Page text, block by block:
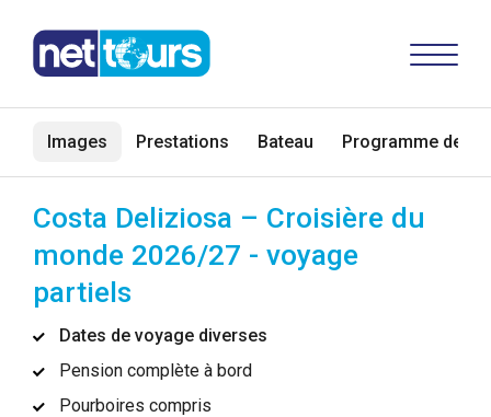
Images Prestations Bateau Programme de
Costa Deliziosa – Croisière du
monde 2026/27 - voyage
partiels
Dates de voyage diverses
Pension complète à bord
Pourboires compris